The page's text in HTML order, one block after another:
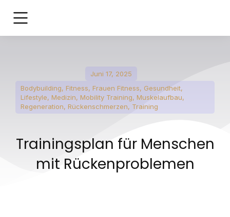
Juni 17, 2025
Bodybuilding, Fitness, Frauen Fitness, Gesundheit,
Lifestyle, Medizin, Mobility Training, Muskelaufbau,
Regeneration, Rückenschmerzen, Training
Trainingsplan für Menschen
mit Rückenproblemen